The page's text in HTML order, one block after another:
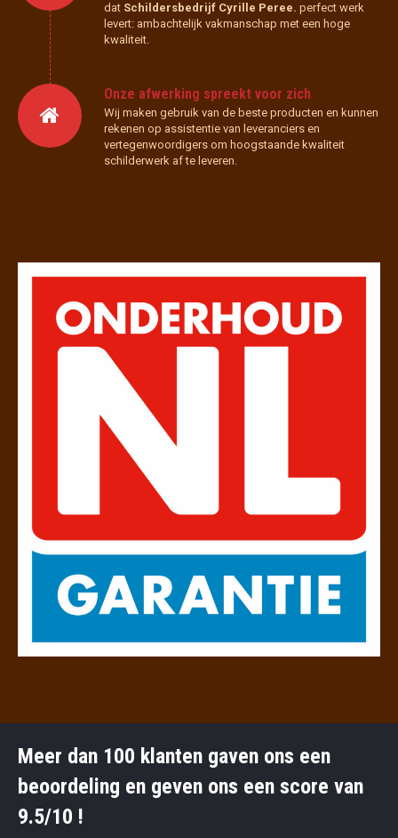
dat Schildersbedrijf Cyrille Peree. perfect werk
levert: ambachtelijk vakmanschap met een hoge
kwaliteit.
Onze afwerking spreekt voor zich
Wij maken gebruik van de beste producten en kunnen
rekenen op assistentie van leveranciers en
vertegenwoordigers om hoogstaande kwaliteit
schilderwerk af te leveren.
Meer dan 100 klanten gaven ons een
beoordeling en geven ons een score van
9.5/10 !